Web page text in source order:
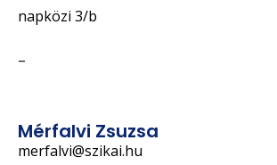
napközi 3/b
–
Mérfalvi Zsuzsa
merfalvi@szikai.hu